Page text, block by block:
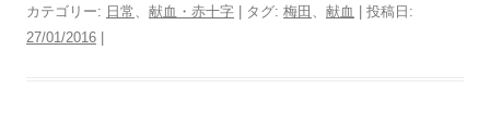
カテゴリー: 日常、 献血・赤十字 | タグ: 梅田 、 献血
| 投稿日:
27/01/2016